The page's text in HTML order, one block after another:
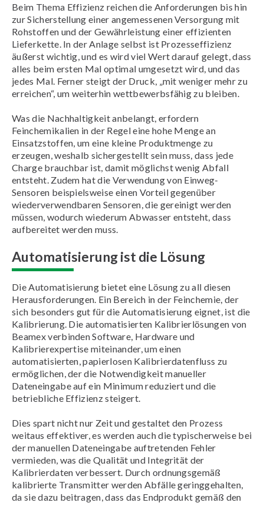
Beim Thema Effizienz reichen die Anforderungen bis hin
zur Sicherstellung einer angemessenen Versorgung mit
Rohstoffen und der Gewährleistung einer effizienten
Lieferkette. In der Anlage selbst ist Prozesseffizienz
äußerst wichtig, und es wird viel Wert darauf gelegt, dass
alles beim ersten Mal optimal umgesetzt wird, und das
jedes Mal. Ferner steigt der Druck, „mit weniger mehr zu
erreichen“, um weiterhin wettbewerbsfähig zu bleiben.
Was die Nachhaltigkeit anbelangt, erfordern
Feinchemikalien in der Regel eine hohe Menge an
Einsatzstoffen, um eine kleine Produktmenge zu
erzeugen, weshalb sichergestellt sein muss, dass jede
Charge brauchbar ist, damit möglichst wenig Abfall
entsteht. Zudem hat die Verwendung von Einweg-
Sensoren beispielsweise einen Vorteil gegenüber
wiederverwendbaren Sensoren, die gereinigt werden
müssen, wodurch wiederum Abwasser entsteht, dass
aufbereitet werden muss.
Automatisierung ist die Lösung
Die Automatisierung bietet eine Lösung zu all diesen
Herausforderungen. Ein Bereich in der Feinchemie, der
sich besonders gut für die Automatisierung eignet, ist die
Kalibrierung. Die automatisierten Kalibrierlösungen von
Beamex verbinden Software, Hardware und
Kalibrierexpertise miteinander, um einen
automatisierten, papierlosen Kalibrierdatenfluss zu
ermöglichen, der die Notwendigkeit manueller
Dateneingabe auf ein Minimum reduziert und die
betriebliche Effizienz steigert.
Dies spart nicht nur Zeit und gestaltet den Prozess
weitaus effektiver, es werden auch die typischerweise bei
der manuellen Dateneingabe auftretenden Fehler
vermieden, was die Qualität und Integrität der
Kalibrierdaten verbessert. Durch ordnungsgemäß
kalibrierte Transmitter werden Abfälle geringgehalten,
da sie dazu beitragen, dass das Endprodukt gemäß den